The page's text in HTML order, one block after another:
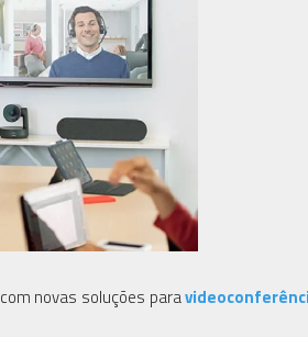
com novas soluções para